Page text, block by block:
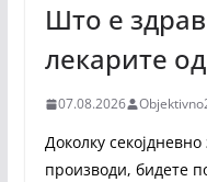
Што е
лекарите
07.08.2026
Доколку
производи, бидете